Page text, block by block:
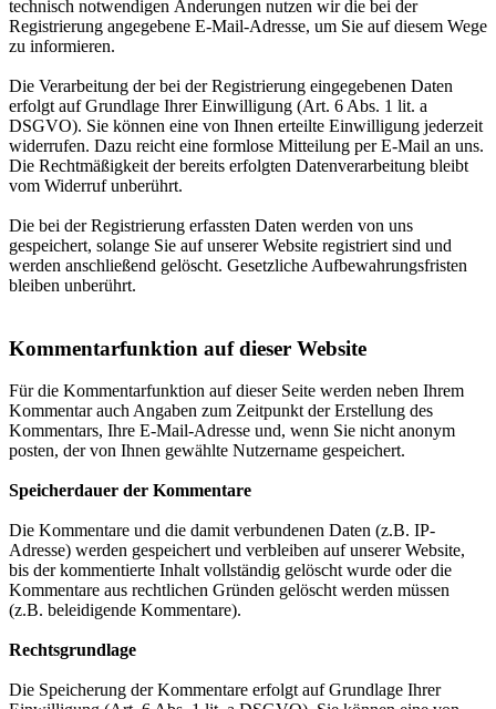
technisch notwendigen Änderungen nutzen wir die bei der
Registrierung angegebene E-Mail-Adresse, um Sie auf diesem Wege
zu informieren.
Die Verarbeitung der bei der Registrierung eingegebenen Daten
erfolgt auf Grundlage Ihrer Einwilligung (Art. 6 Abs. 1 lit. a
DSGVO). Sie können eine von Ihnen erteilte Einwilligung jederzeit
widerrufen. Dazu reicht eine formlose Mitteilung per E-Mail an uns.
Die Rechtmäßigkeit der bereits erfolgten Datenverarbeitung bleibt
vom Widerruf unberührt.
Die bei der Registrierung erfassten Daten werden von uns
gespeichert, solange Sie auf unserer Website registriert sind und
werden anschließend gelöscht. Gesetzliche Aufbewahrungsfristen
bleiben unberührt.
Kommentarfunktion auf dieser Website
Für die Kommentarfunktion auf dieser Seite werden neben Ihrem
Kommentar auch Angaben zum Zeitpunkt der Erstellung des
Kommentars, Ihre E-Mail-Adresse und, wenn Sie nicht anonym
posten, der von Ihnen gewählte Nutzername gespeichert.
Speicherdauer der Kommentare
Die Kommentare und die damit verbundenen Daten (z.B. IP-
Adresse) werden gespeichert und verbleiben auf unserer Website,
bis der kommentierte Inhalt vollständig gelöscht wurde oder die
Kommentare aus rechtlichen Gründen gelöscht werden müssen
(z.B. beleidigende Kommentare).
Rechtsgrundlage
Die Speicherung der Kommentare erfolgt auf Grundlage Ihrer